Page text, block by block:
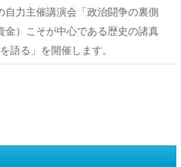
自力主催講演会「政治闘争の裏側
金）こそが中心である歴史の諸真
語る」を開催します。